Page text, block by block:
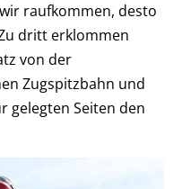
raufkommen, desto
dritt erklommen
von der
Zugspitzbahn und
gelegten Seiten den